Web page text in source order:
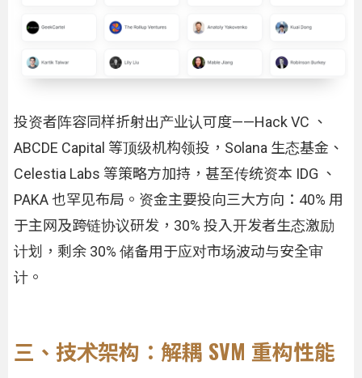
投资者阵容同样折射出产业认可度——Hack VC 、
ABCDE Capital 等顶级机构领投，Solana 生态基金、
Celestia Labs 等策略方加持，甚至传统资本 IDG 、
PAKA 也罕见布局。资金主要投向三大方向：40% 用
于主网及跨链协议研发，30% 投入开发者生态激励
计划，剩余 30% 储备用于应对市场波动与安全审
计。
三、技术架构：解耦 SVM 重构性能